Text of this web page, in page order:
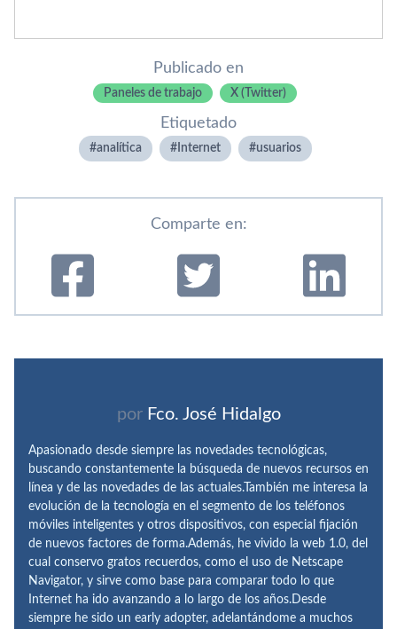
Publicado en
Paneles de trabajo X (Twitter)
Etiquetado
analí­tica Internet usuarios
Comparte en:
por Fco. José Hidalgo
Apasionado desde siempre las novedades tecnológicas,
buscando constantemente la búsqueda de nuevos recursos en
línea y de las novedades de las actuales.También me interesa la
evolución de la tecnología en el segmento de los teléfonos
móviles inteligentes y otros dispositivos, con especial fijación
de nuevos factores de forma.Además, he vivido la web 1.0, del
cual conservo gratos recuerdos, como el uso de Netscape
Navigator, y sirve como base para comparar todo lo que
Internet ha ido avanzando a lo largo de los años.Desde
siempre he sido un early adopter, adelantándome a muchos